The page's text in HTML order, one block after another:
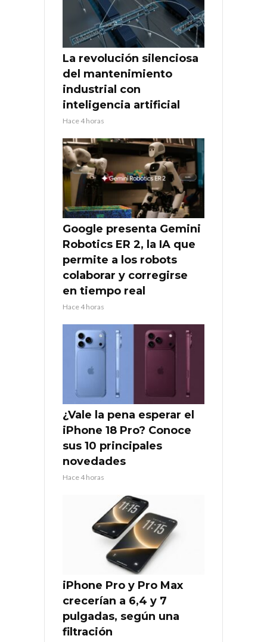
La revolución silenciosa
del mantenimiento
industrial con
inteligencia artificial
Hace 4 horas
Google presenta Gemini
Robotics ER 2, la IA que
permite a los robots
colaborar y corregirse
en tiempo real
Hace 4 horas
¿Vale la pena esperar el
iPhone 18 Pro? Conoce
sus 10 principales
novedades
Hace 4 horas
iPhone Pro y Pro Max
crecerían a 6,4 y 7
pulgadas, según una
filtración